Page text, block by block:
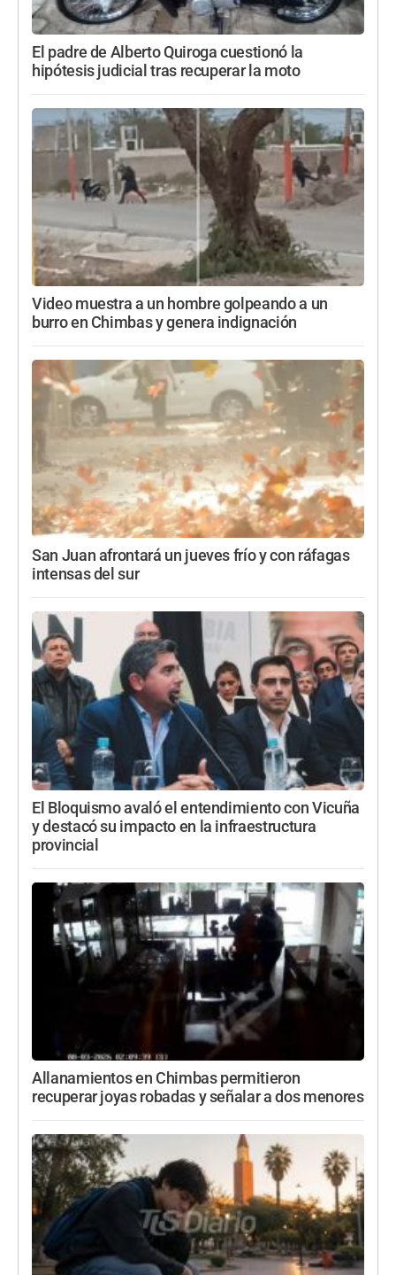
El padre de Alberto Quiroga cuestionó la
hipótesis judicial tras recuperar la moto
Video muestra a un hombre golpeando a un
burro en Chimbas y genera indignación
San Juan afrontará un jueves frío y con ráfagas
intensas del sur
El Bloquismo avaló el entendimiento con Vicuña
y destacó su impacto en la infraestructura
provincial
Allanamientos en Chimbas permitieron
recuperar joyas robadas y señalar a dos menores